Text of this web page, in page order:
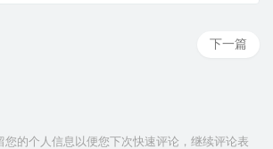
下一篇
您的个人信息以便您下次快速评论，继续评论表